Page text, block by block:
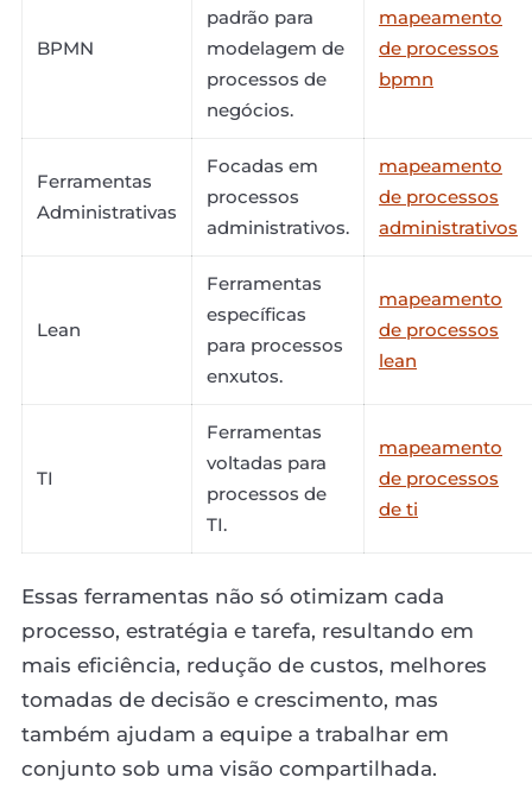
BPMN
padrão para
modelagem de
processos de
negócios.
mapeamento
de processos
bpmn
Ferramentas
Administrativas
Focadas em
processos
administrativos.
mapeamento
de processos
administrativos
Lean
Ferramentas
específicas
para processos
enxutos.
mapeamento
de processos
lean
TI
Ferramentas
voltadas para
processos de
TI.
mapeamento
de processos
de ti
Essas ferramentas não só otimizam cada
processo, estratégia e tarefa, resultando em
mais eficiência, redução de custos, melhores
tomadas de decisão e crescimento, mas
também ajudam a equipe a trabalhar em
conjunto sob uma visão compartilhada.